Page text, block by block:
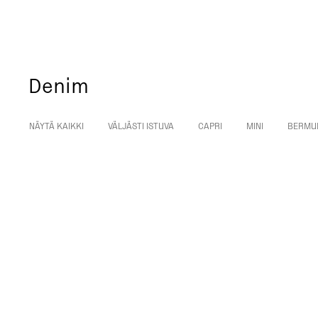
Denim
NÄYTÄ KAIKKI VÄLJÄSTI ISTUVA CAPRI MINI